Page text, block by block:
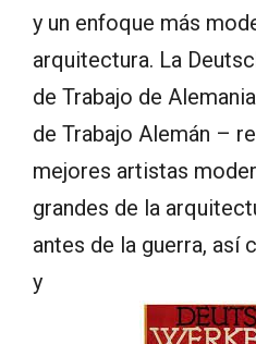
y un enfoque más
arquitectura. La
de Trabajo de
de Trabajo Alemán –
mejores artistas
grandes de la
antes de la guerra, así
y